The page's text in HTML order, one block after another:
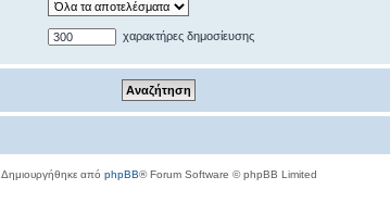
χαρακτήρες δημοσίευσης
Δημιουργήθηκε από phpBB® Forum Software © phpBB Limited